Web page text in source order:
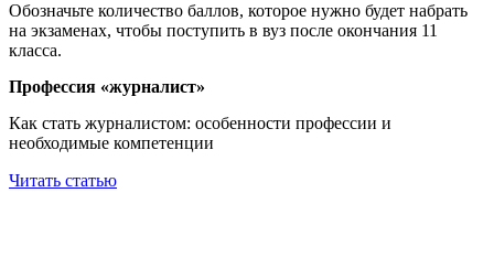
Обозначьте количество баллов, которое нужно будет набрать
на экзаменах, чтобы поступить в вуз после окончания 11
класса.
Профессия «журналист»
Как стать журналистом: особенности профессии и
необходимые компетенции
Читать статью